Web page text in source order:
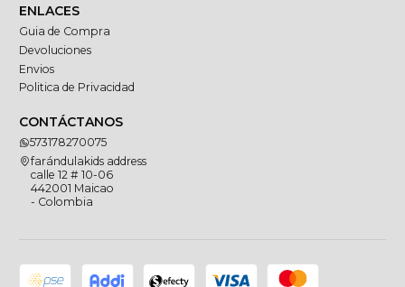
ENLACES
Guia de Compra
Devoluciones
Envios
Politica de Privacidad
CONTÁCTANOS
573178270075
farándulakids address
calle 12 # 10-06
442001 Maicao
- Colombia